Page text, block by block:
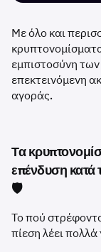
Με όλο και
εμπιστοσύνη
επεκτεινόμενη
αγοράς.
Τα
επένδυση κατά
🛡️
Το πού
πίεση λέει πολλά